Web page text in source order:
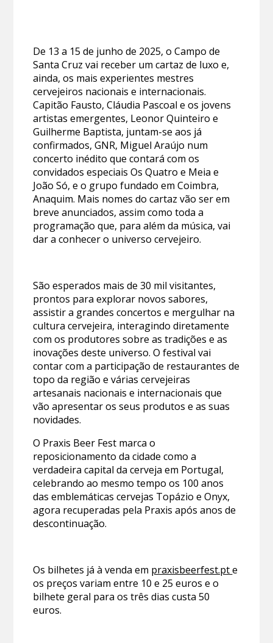
De 13 a 15 de junho de 2025, o Campo de
Santa Cruz vai receber um cartaz de luxo e,
ainda, os mais experientes mestres
cervejeiros nacionais e internacionais.
Capitão Fausto, Cláudia Pascoal e os jovens
artistas emergentes, Leonor Quinteiro e
Guilherme Baptista, juntam-se aos já
confirmados, GNR, Miguel Araújo num
concerto inédito que contará com os
convidados especiais Os Quatro e Meia e
João Só, e o grupo fundado em Coimbra,
Anaquim. Mais nomes do cartaz vão ser em
breve anunciados, assim como toda a
programação que, para além da música, vai
dar a conhecer o universo cervejeiro.
São esperados mais de 30 mil visitantes,
prontos para explorar novos sabores,
assistir a grandes concertos e mergulhar na
cultura cervejeira, interagindo diretamente
com os produtores sobre as tradições e as
inovações deste universo. O festival vai
contar com a participação de restaurantes de
topo da região e várias cervejeiras
artesanais nacionais e internacionais que
vão apresentar os seus produtos e as suas
novidades.
O Praxis Beer Fest marca o
reposicionamento da cidade como a
verdadeira capital da cerveja em Portugal,
celebrando ao mesmo tempo os 100 anos
das emblemáticas cervejas Topázio e Onyx,
agora recuperadas pela Praxis após anos de
descontinuação.
Os bilhetes já à venda em praxisbeerfest.pte
os preços variam entre 10 e 25 euros e o
bilhete geral para os três dias custa 50
euros.